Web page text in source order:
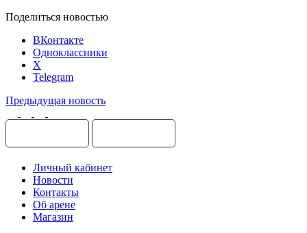
Поделиться новостью
ВКонтакте
Одноклассники
X
Telegram
Предыдущая новость
Личный кабинет
Новости
Контакты
Об арене
Магазин